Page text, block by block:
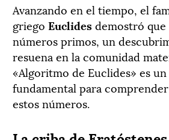
Avanzando en el tiempo, el
griego Euclidesdemostró
números primos, un
resuena en la comunidad
«Algoritmo de Euclides» es
fundamental para
estos números.